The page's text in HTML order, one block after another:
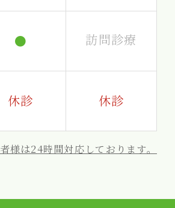
● 訪問診療
休診 休診
様は24時間対応しております。